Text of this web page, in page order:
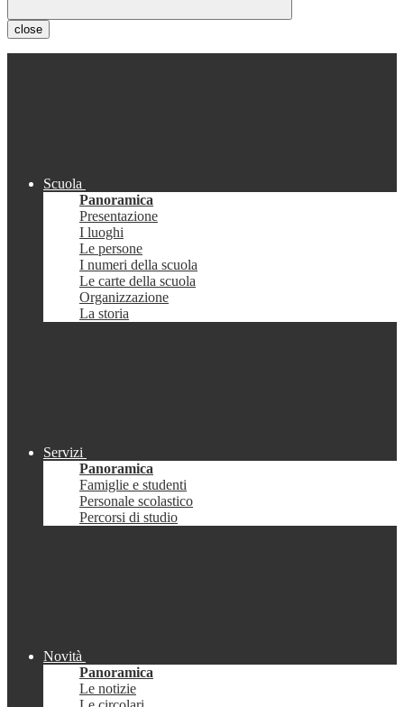
close
Scuola
Panoramica
Presentazione
I luoghi
Le persone
I numeri della scuola
Le carte della scuola
Organizzazione
La storia
Servizi
Panoramica
Famiglie e studenti
Personale scolastico
Percorsi di studio
Novità
Panoramica
Le notizie